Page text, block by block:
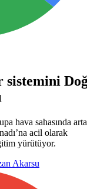
sistemini
hava sahasında
acil olarak
yürütüyor.
Akarsu